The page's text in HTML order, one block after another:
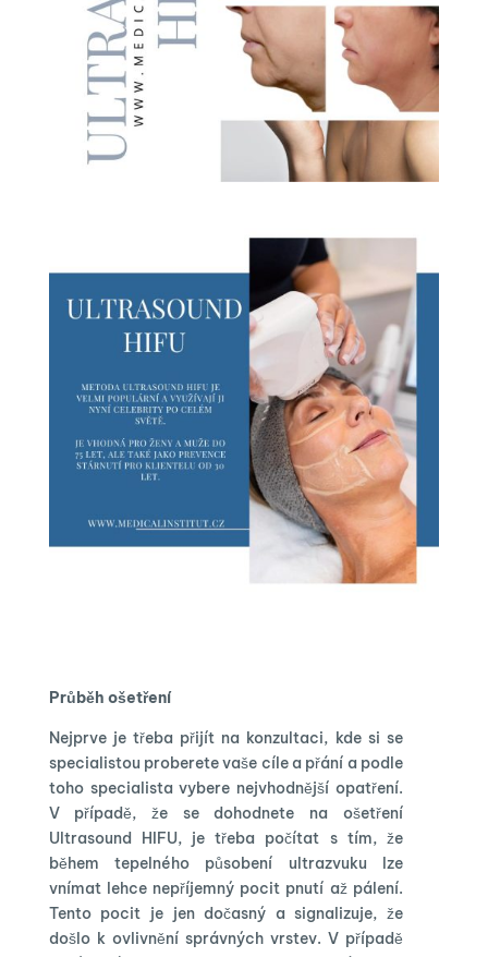
Průběh ošetření
Nejprve je třeba přijít na konzultaci, kde si se
specialistou proberete vaše cíle a přání a podle
toho specialista vybere nejvhodnější opatření.
V případě, že se dohodnete na ošetření
Ultrasound HIFU, je třeba počítat s tím, že
během tepelného působení ultrazvuku lze
vnímat lehce nepříjemný pocit pnutí až pálení.
Tento pocit je jen dočasný a signalizuje, že
došlo k ovlivnění správných vrstev. V případě